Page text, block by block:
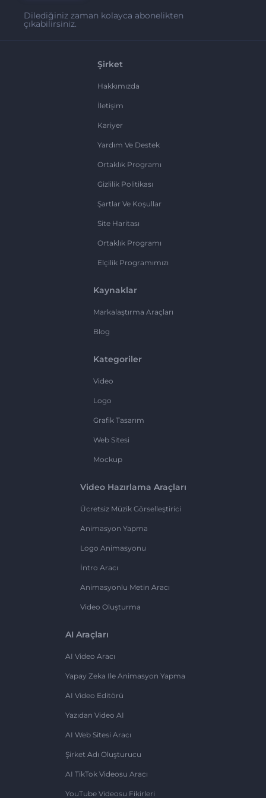
Dilediğiniz zaman kolayca abonelikten
çıkabilirsiniz.
Şirket
Hakkımızda
İletişim
Kariyer
Yardım Ve Destek
Ortaklık Programı
Gizlilik Politikası
Şartlar Ve Koşullar
Site Haritası
Ortaklık Programı
Elçilik Programımızı
Kaynaklar
Markalaştırma Araçları
Blog
Kategoriler
Video
Logo
Grafik Tasarım
Web Sitesi
Mockup
Video Hazırlama Araçları
Ücretsiz Müzik Görselleştirici
Animasyon Yapma
Logo Animasyonu
İntro Aracı
Animasyonlu Metin Aracı
Video Oluşturma
AI Araçları
AI Video Aracı
Yapay Zeka Ile Animasyon Yapma
AI Video Editörü
Yazıdan Video AI
AI Web Sitesi Aracı
Şirket Adı Oluşturucu
AI TikTok Videosu Aracı
YouTube Videosu Fikirleri